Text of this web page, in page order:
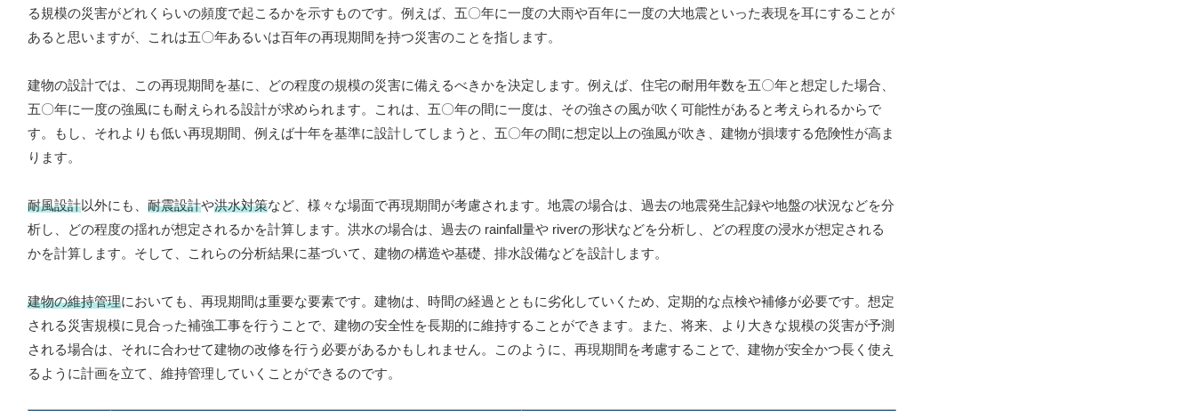
る規模の災害がどれくらいの頻度で起こるかを示すものです。例えば、五〇年に一度の大雨や百年に一度の大地震といった表現を耳にすることが
あると思いますが、これは五〇年あるいは百年の再現期間を持つ災害のことを指します。
建物の設計では、この再現期間を基に、どの程度の規模の災害に備えるべきかを決定します。例えば、住宅の耐用年数を五〇年と想定した場合、
五〇年に一度の強風にも耐えられる設計が求められます。これは、五〇年の間に一度は、その強さの風が吹く可能性があると考えられるからで
す。もし、それよりも低い再現期間、例えば十年を基準に設計してしまうと、五〇年の間に想定以上の強風が吹き、建物が損壊する危険性が高ま
ります。
耐風設計以外にも、 耐震設計や洪水対策など、様々な場面で再現期間が考慮されます。地震の場合は、過去の地震発生記録や地盤の状況などを分
析し、どの程度の揺れが想定されるかを計算します。洪水の場合は、過去の rainfall量や riverの形状などを分析し、どの程度の浸水が想定される
かを計算します。そして、これらの分析結果に基づいて、建物の構造や基礎、排水設備などを設計します。
建物の維持管理においても、再現期間は重要な要素です。建物は、時間の経過とともに劣化していくため、定期的な点検や補修が必要です。想定
される災害規模に見合った補強工事を行うことで、建物の安全性を長期的に維持することができます。また、将来、より大きな規模の災害が予測
される場合は、それに合わせて建物の改修を行う必要があるかもしれません。このように、再現期間を考慮することで、建物が安全かつ長く使え
るように計画を立て、維持管理していくことができるのです。